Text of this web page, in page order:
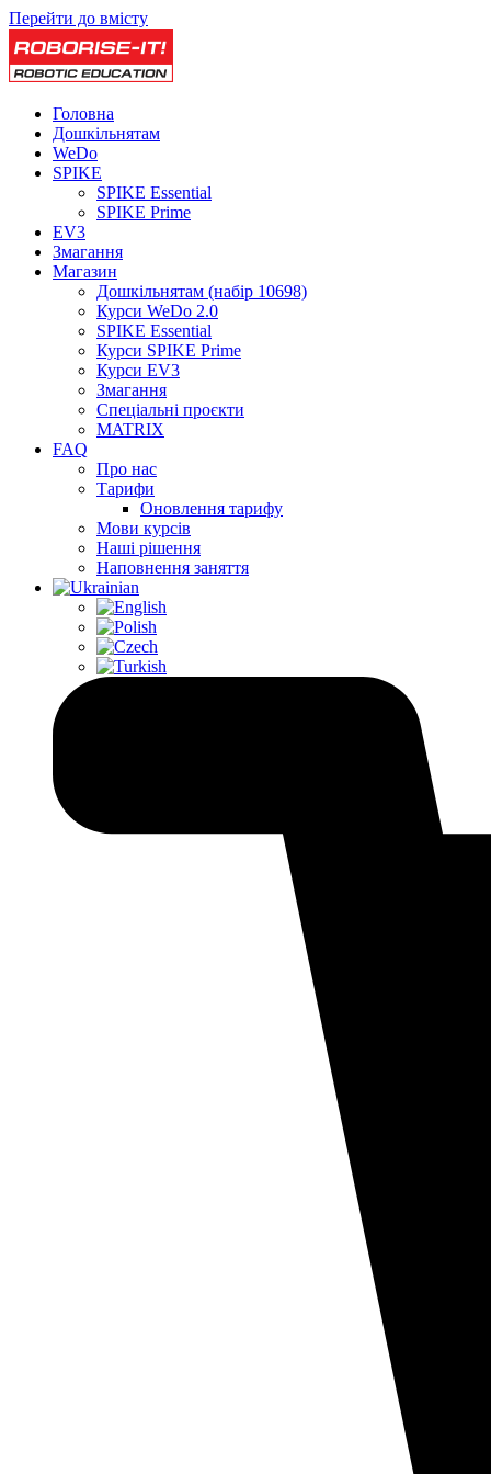
Перейти до вмісту
Головна
Дошкільнятам
WeDo
SPIKE
SPIKE Essential
SPIKE Prime
EV3
Змагання
Магазин
Дошкільнятам (набір 10698)
Курси WeDo 2.0
SPIKE Essential
Курси SPIKE Prime
Курси EV3
Змагання
Спеціальні проєкти
MATRIX
FAQ
Про нас
Тарифи
Оновлення тарифу
Мови курсів
Наші рішення
Наповнення заняття